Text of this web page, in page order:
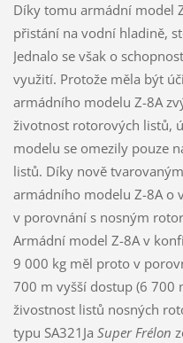
Díky tomu armádní model
přistání na vodní hladině,
Jednalo se však o
využití. Protože měla být
armádního modelu Z-8A
životnost rotorových listů,
modelu se omezily pouze
listů. Díky nově
armádního modelu Z-8A o
v porovnání s nosným
Armádní model Z-8A v
9 000 kg měl proto v
700 m vyšší dostup (6 700
živostnost listů nosných
typu SA321Ja Super Frélon